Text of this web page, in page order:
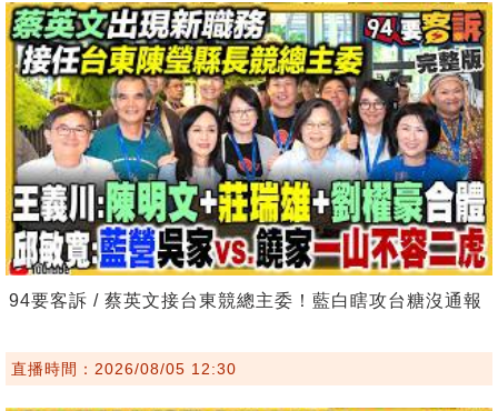
94要客訴 / 蔡英文接台東競總主委！藍白瞎攻台糖沒通報
直播時間：2026/08/05 12:30